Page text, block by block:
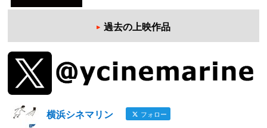
過去の上映作品
横浜シネマリン フォロー